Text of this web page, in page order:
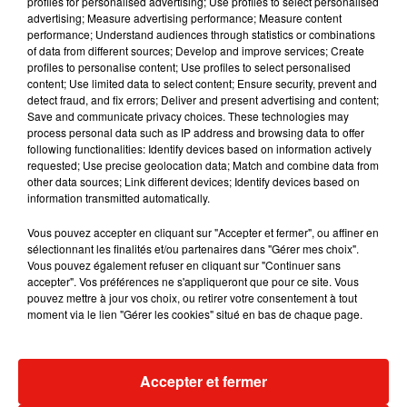
Musique
Julien Lieb s’essaye à la vie de
chatelain dans son nouveau clip
Madonna
Sensation »
+ DE MUSIQUE
advertising; Measure advertising performance; Measure content
performance; Understand audiences through statistics or combinations
of data from different sources; Develop and improve services; Create
profiles to personalise content; Use profiles to select personalised
content; Use limited data to select content; Ensure security, prevent and
detect fraud, and fix errors; Deliver and present advertising and content;
Save and communicate privacy choices. These technologies may
process personal data such as IP address and browsing data to offer
following functionalities: Identify devices based on information actively
requested; Use precise geolocation data; Match and combine data from
other data sources; Link different devices; Identify devices based on
information transmitted automatically.
Vous pouvez accepter en cliquant sur "Accepter et fermer", ou affiner en
sélectionnant les finalités et/ou partenaires dans "Gérer mes choix".
Vous pouvez également refuser en cliquant sur "Continuer sans
accepter". Vos préférences ne s'appliqueront que pour ce site. Vous
pouvez mettre à jour vos choix, ou retirer votre consentement à tout
moment via le lien "Gérer les cookies" situé en bas de chaque page.
Accepter et fermer